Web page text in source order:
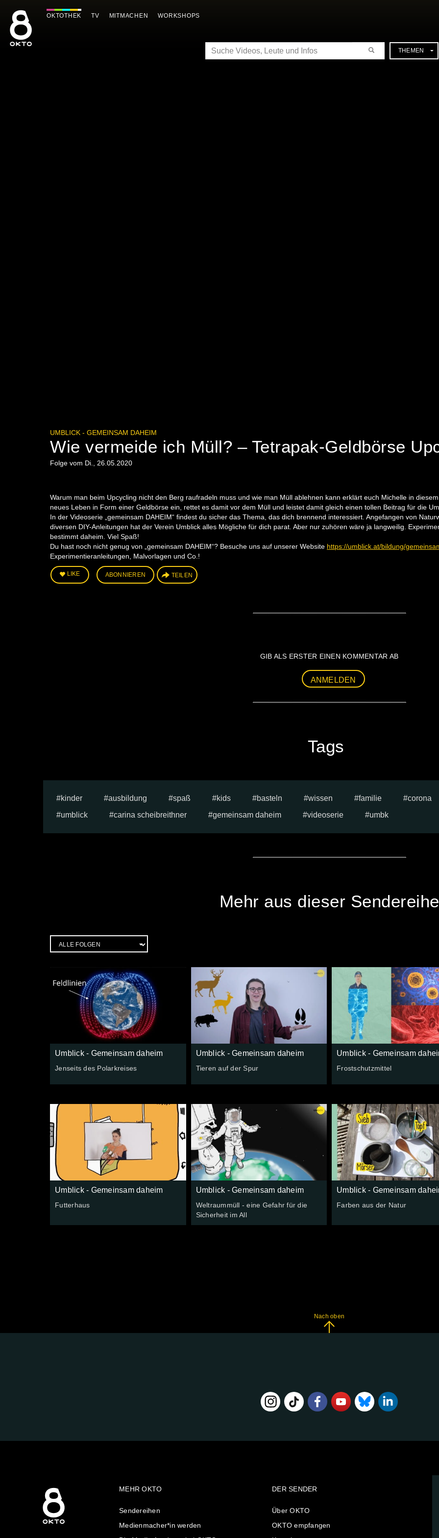
Inhalt
springen
OKTOTHEK TV MITMACHEN WORKSHOPS
SUCHE THEMEN
UMBLICK - GEMEINSAM DAHEIM
Wie vermeide ich Müll? – Tetrapak-Geldbörse
Folge vom Di., 26.05.2020
Warum man beim Upcycling nicht den Berg raufradeln muss und wie man Müll ablehnen kann erklärt euch Michelle in
neues Leben in Form einer Geldbörse ein, rettet es damit vor dem Müll und leistet damit gleich einen tollen Beitrag für die
In der Videoserie „gemeinsam DAHEIM“ findest du sicher das Thema, das dich brennend interessiert. Angefangen von
diversen DIY-Anleitungen hat der Verein Umblick alles Mögliche für dich parat. Aber nur zuhören wäre ja langweilig.
bestimmt daheim. Viel Spaß!
Du hast noch nicht genug von „gemeinsam DAHEIM“? Besuche uns auf unserer Website https://umblick.at/bildung/
Experimentieranleitungen, Malvorlagen und Co.!
LIKE ABONNIEREN TEILEN
GIB ALS ERSTER EINEN KOMMENTAR AB
ANMELDEN
Tags
kinder ausbildung spaß kids basteln wissen familie corona
umblick
carina scheibreithner gemeinsam daheim videoserie umbk
Mehr aus dieser Sendereihe
Umblick - Gemeinsam daheim
Jenseits des Polarkreises
Umblick - Gemeinsam daheim
Tieren auf der Spur
Umblick - Gemeinsam
Frostschutzmittel
Umblick - Gemeinsam daheim
Futterhaus
Umblick - Gemeinsam daheim
Weltraummüll - eine Gefahr für die
Sicherheit im All
Umblick - Gemeinsam
Farben aus der Natur
Nach oben
MEHR OKTO
Sendereihen
Medienmacher*in werden
DER SENDER
Über OKTO
OKTO empfangen